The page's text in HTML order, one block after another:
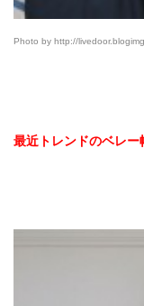
Photo by http://
最近トレンドのベレー